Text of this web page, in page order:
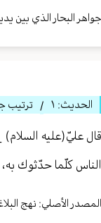
جواهر البحار الذي بين
الحديث: ١ / ترتيب
قال عليّ(عليه
الناس كلّما حدّثوك
المصدر الأصلي: نهج